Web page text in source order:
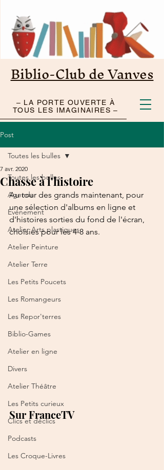
– LA PORTE OUVERTE À
TOUS LES IMAGINAIRES –
Biblio-Club de Vanves
Post
Toutes les bulles
Agenda
Événement
Atelier Arts plastiques
Atelier Peinture
Atelier Terre
Les Petits Poucets
Les Romangeurs
Les Repor'terres
Biblio-Games
Atelier en ligne
Divers
Atelier Théâtre
Les Petits curieux
Clics et déclics
Podcasts
Les Croque-Livres
Toutes les bulles
Chasse à l'histoire
7 avr. 2020
Au tour des grands maintenant, pour
une sélection d'albums en ligne et
d'histoires sorties du fond de l'écran,
choisies pour les 4-8 ans.
Sur FranceTV